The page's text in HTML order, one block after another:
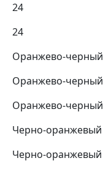
24
24
Оранжево-черный
Оранжево-черный
Оранжево-черный
Черно-оранжевый
Черно-оранжевый